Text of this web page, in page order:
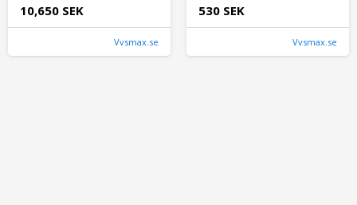
10,650 SEK
Vvsmax.se
530 SEK
Vvsmax.se